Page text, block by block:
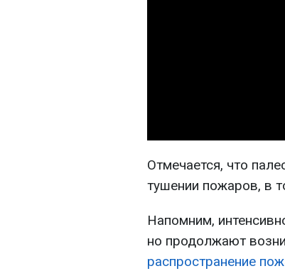
Отмечается, что
тушении пожаров, в
Напомним,
но продолжают
распространение